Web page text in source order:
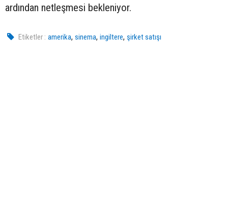
ardından netleşmesi bekleniyor.
Etiketler : amerika,sinema,ingiltere,şirket satışı